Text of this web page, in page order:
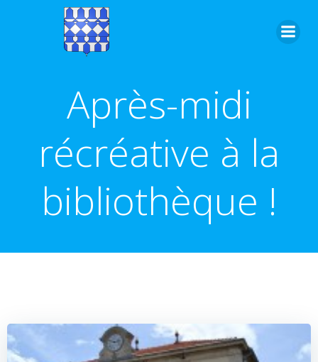
Après-midi
récréative à la
bibliothèque !